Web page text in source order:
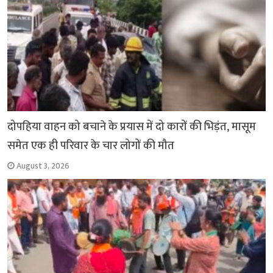
दोपहिया वाहन को बचाने के प्रयास में दो कारों की भिड़ंत, मासूम
समेत एक ही परिवार के चार लोगों की मौत
August 3, 2026